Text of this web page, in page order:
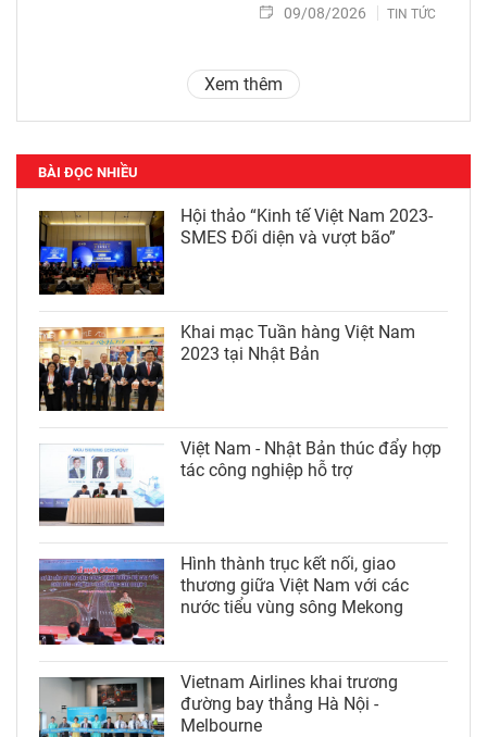
09/08/2026 TIN TỨC
Xem thêm
BÀI ĐỌC NHIỀU
Hội thảo “Kinh tế Việt Nam 2023-
SMES Đối diện và vượt bão”
Khai mạc Tuần hàng Việt Nam
2023 tại Nhật Bản
Việt Nam - Nhật Bản thúc đẩy hợp
tác công nghiệp hỗ trợ
Hình thành trục kết nối, giao
thương giữa Việt Nam với các
nước tiểu vùng sông Mekong
Vietnam Airlines khai trương
đường bay thẳng Hà Nội -
Melbourne